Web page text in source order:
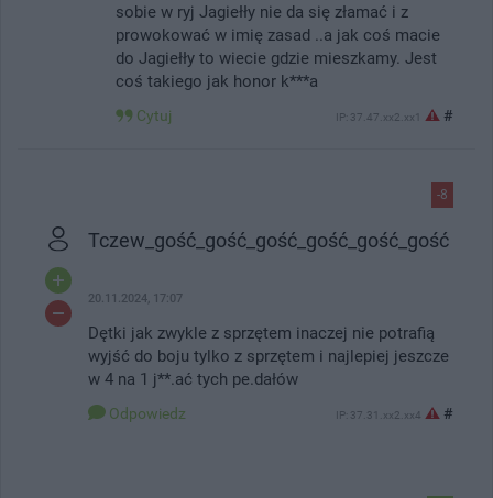
sobie w ryj Jagiełły nie da się złamać i z
prowokować w imię zasad ..a jak coś macie
do Jagiełły to wiecie gdzie mieszkamy. Jest
coś takiego jak honor k***a
Cytuj IP: 37.47.xx2.xx1 #
-8
Tczew_gość_gość_gość_gość_gość_gość
20.11.2024, 17:07
Dętki jak zwykle z sprzętem inaczej nie potrafią
wyjść do boju tylko z sprzętem i najlepiej jeszcze
w 4 na 1 j**.ać tych pe.dałów
Odpowiedz IP: 37.31.xx2.xx4 #